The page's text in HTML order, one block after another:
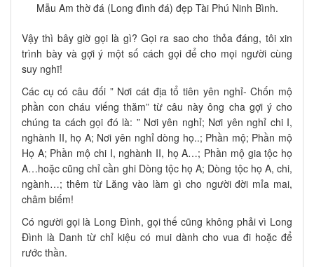
Mẫu Am thờ đá (Long đình đá) đẹp Tài Phú Ninh Bình.
Vậy thì bây giờ gọi là gì? Gọi ra sao cho thỏa đáng, tôi xin
trình bày và gợi ý một số cách gọi để cho mọi người cùng
suy nghĩ!
Các cụ có câu đối ” Nơi cát địa tổ tiên yên nghỉ- Chốn mộ
phần con cháu viếng thăm” từ câu này ông cha gợi ý cho
chúng ta cách gọi đó là: ” Nơi yên nghỉ; Nơi yên nghỉ chi I,
nghành II, họ A; Nơi yên nghỉ dòng họ..; Phần mộ; Phần mộ
Họ A; Phần mộ chi I, nghành II, họ A…; Phần mộ gia tộc họ
A…hoặc cũng chỉ cần ghi Dòng tộc họ A; Dòng tộc họ A, chi,
ngành…; thêm từ Lăng vào làm gì cho người đời mỉa mai,
châm biếm!
Có người gọi là Long Đình, gọi thế cũng không phải vì Long
Đình là Danh từ chỉ kiệu có mui dành cho vua đi hoặc để
rước thần.